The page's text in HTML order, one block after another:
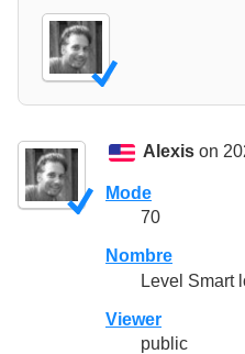
Alexis on
Mode
70
Nombre
Level Smart
Viewer
public